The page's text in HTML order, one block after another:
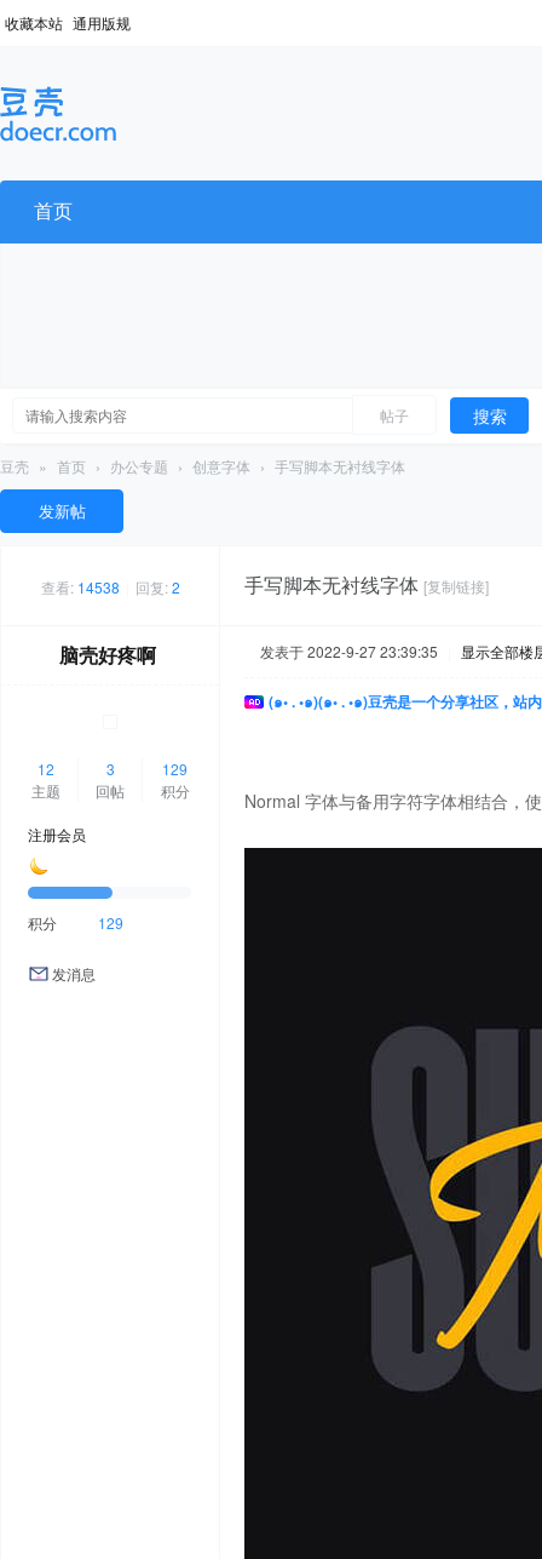
收藏本站 通用版规
首页
帖子 搜索
豆壳 » 首页 › 办公专题 › 创意字体 › 手写脚本无衬线字体
发新帖
查看: 14538 回复: 2 手写脚本无衬线字体 [复制链接]
脑壳好疼啊
12
主题
3
回帖
129
积分
注册会员
积分 129
发消息
发表于 2022-9-27 23:39:35 显示全部楼
(๑• . •๑)(๑• . •๑)豆壳是一个分享社区，站
Normal 字体与备用字符字体相结合，